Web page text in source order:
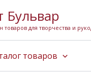
Бульвар
товаров для творчества и
товаров